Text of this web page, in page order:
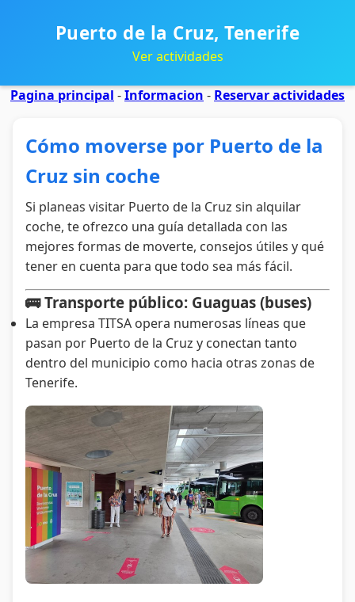
Puerto de la Cruz, Tenerife
Ver actividades
Pagina principal -Informacion - Reservar actividades
Cómo moverse por Puerto de la
Cruz sin coche
Si planeas visitar Puerto de la Cruz sin alquilar
coche, te ofrezco una guía detallada con las
mejores formas de moverte, consejos útiles y qué
tener en cuenta para que todo sea más fácil.
🚌 Transporte público: Guaguas (buses)
La empresa TITSA opera numerosas líneas que
pasan por Puerto de la Cruz y conectan tanto
dentro del municipio como hacia otras zonas de
Tenerife.